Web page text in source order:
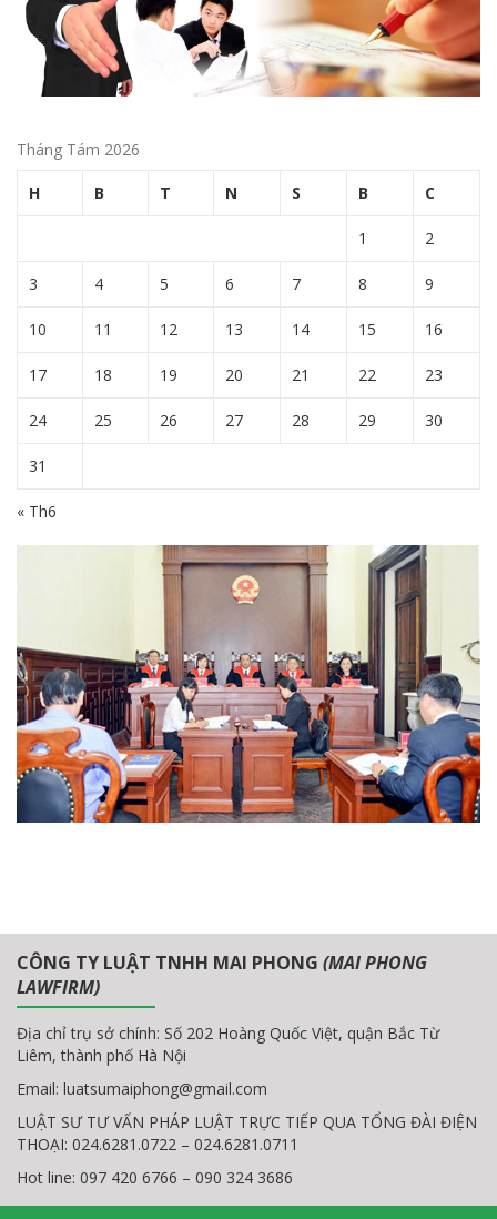
Tháng Tám 2026
H B T N S B C
1 2
3 4 5 6 7 8 9
10 11 12 13 14 15 16
17 18 19 20 21 22 23
24 25 26 27 28 29 30
31
« Th6
CÔNG TY LUẬT TNHH MAI PHONG (MAI PHONG
LAWFIRM)
Địa chỉ trụ sở chính: Số 202 Hoàng Quốc Việt, quận Bắc Từ
Liêm, thành phố Hà Nội
Email: luatsumaiphong@gmail.com
LUẬT SƯ TƯ VẤN PHÁP LUẬT TRỰC TIẾP QUA TỔNG ĐÀI ĐIỆN
THOẠI: 024.6281.0722 – 024.6281.0711
Hot line: 097 420 6766 – 090 324 3686